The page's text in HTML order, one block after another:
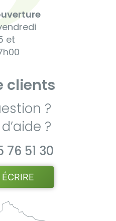
et
clients
?
?
76 51 30